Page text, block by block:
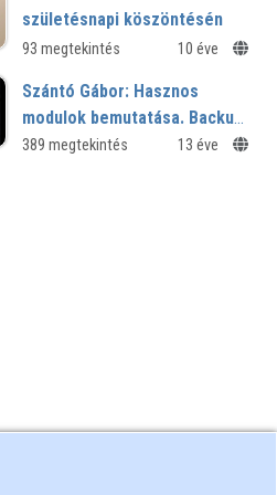
születésnapi köszöntésén
93 megtekintés 10 éve
Szántó Gábor: Hasznos
modulok bemutatása. Backup
and Migrate, Facebook,
389 megtekintés 13 éve